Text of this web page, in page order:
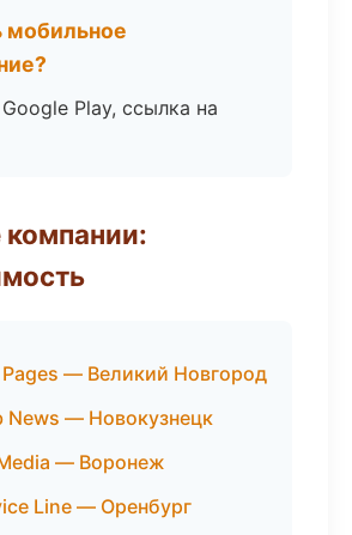
мобильное
Play, ссылка на
— Великий Новгород
News — Новокузнецк
— Воронеж
Line — Оренбург